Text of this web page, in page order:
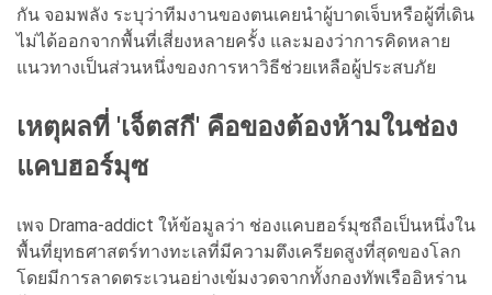
กัน จอมพลัง ระบุว่าทีมงานของตนเคยนำผู้บาดเจ็บหรือผู้ที่เดิน
ไม่ได้ออกจากพื้นที่เสี่ยงหลายครั้ง และมองว่าการคิดหลาย
แนวทางเป็นส่วนหนึ่งของการหาวิธีช่วยเหลือผู้ประสบภัย
เหตุผลที่ 'เจ็ตสกี' คือของต้องห้ามในช่อง
แคบฮอร์มุซ
เพจ Drama-addict ให้ข้อมูลว่า ช่องแคบฮอร์มุซถือเป็นหนึ่งใน
พื้นที่ยุทธศาสตร์ทางทะเลที่มีความตึงเครียดสูงที่สุดของโลก
โดยมีการลาดตระเวนอย่างเข้มงวดจากทั้งกองทัพเรืออิหร่าน